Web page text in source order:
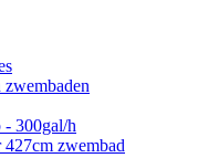
zwembaden
300gal/h
zwembad